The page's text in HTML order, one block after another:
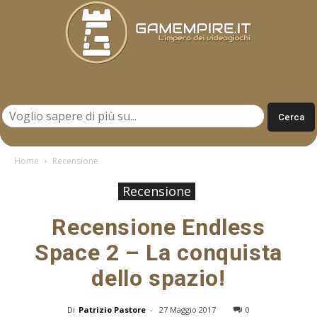
Home Recensione
Recensione
Recensione Endless
Space 2 – La conquista
dello spazio!
Di Patrizio Pastore - 27 Maggio 2017 0